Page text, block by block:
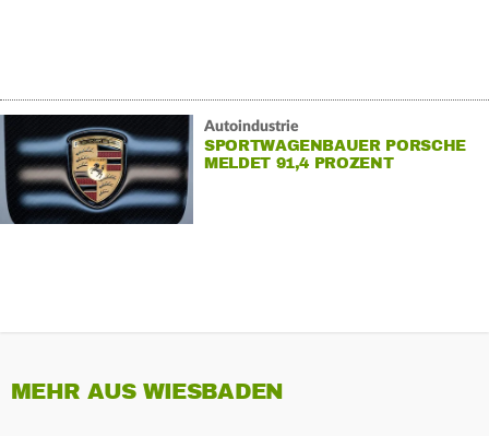
Autoindustrie
SPORTWAGENBAUER PORSCHE
MELDET 91,4 PROZENT
MEHR AUS WIESBADEN